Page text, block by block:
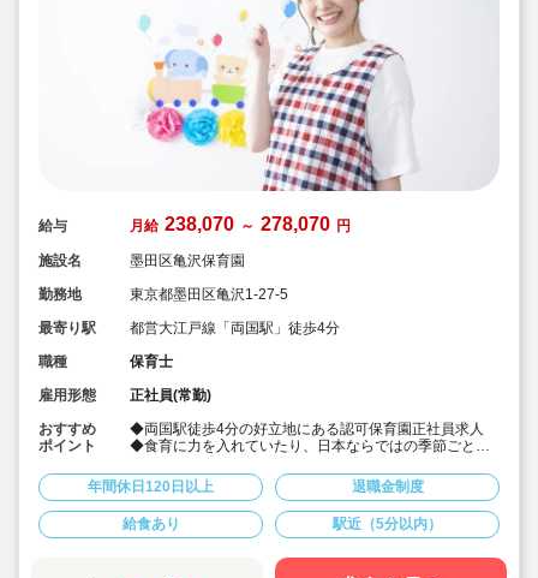
給与 月給 238,070 ～ 278,070 円
施設名
墨田区亀沢保育園
勤務地
東京都墨田区亀沢1-27-5
最寄り駅
都営大江戸線「両国駅」徒歩4分
職種
保育士
雇用形態
正社員(常勤)
おすすめ
ポイント
◆両国駅徒歩4分の好立地にある認可保育園正社員求人
◆食育に力を入れていたり、日本ならではの季節ごとの
◆月給23.8万～、賞与実績3.85ヶ月
◆宿舎借り上げ制度や退職金制度等長く続けられる福利
厚生がございます♪
年間休日120日以上 退職金制度
給食あり 駅近（5分以内）